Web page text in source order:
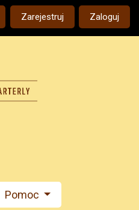
The current language is:
Zarejestruj Zaloguj
Pomoc